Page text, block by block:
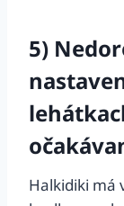
5)
Halkidiki má